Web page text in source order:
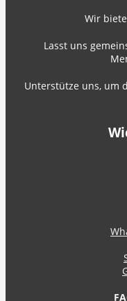
Wir
Lasst uns
Unterstütze uns, um